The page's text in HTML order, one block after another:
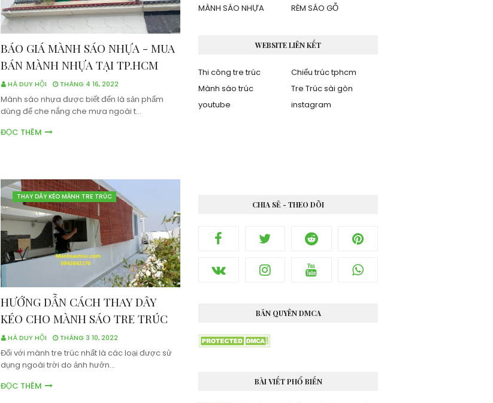
BÁO GIÁ MÀNH SÁO NHỰA - MUA
BÁN MÀNH NHỰA TẠI TP.HCM
HÀ DUY HỘI THÁNG 4 16, 2022
Mành sáo nhựa được biết đến là sản phẩm
dùng để che nắng che mưa ngoài t…
ĐỌC THÊM
THAY DÂY KÉO MÀNH TRE TRÚC
HƯỚNG DẪN CÁCH THAY DÂY
KÉO CHO MÀNH SÁO TRE TRÚC
HÀ DUY HỘI THÁNG 3 10, 2022
Đối với mành tre trúc nhất là các loại được sử
dụng ngoài trời do ảnh hưởn…
ĐỌC THÊM
MÀNH SÁO NHỰA
RÈM SÁO GỖ
WEBSITE LIÊN KẾT
Thi công tre trúc
Chiếu trúc tphcm
Mành sáo trúc
Tre Trúc sài gòn
youtube
instagram
CHIA SẺ - THEO DÕI
BẢN QUYÊN DMCA
BÀI VIẾT PHỔ BIẾN